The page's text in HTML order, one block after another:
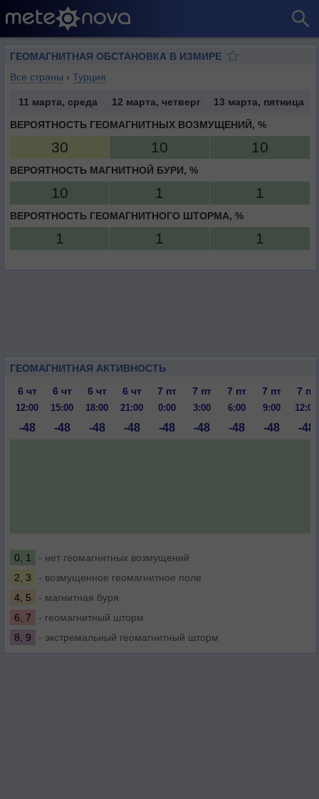
ГЕОМАГНИТНАЯ ОБСТАНОВКА В ИЗМИРЕ
Все страны › Турция
11 марта, среда 12 марта, четверг
13 марта, пятница
ВЕРОЯТНОСТЬ ГЕОМАГНИТНЫХ ВОЗМУЩЕНИЙ, %
30 10 10
ВЕРОЯТНОСТЬ МАГНИТНОЙ БУРИ, %
10 1 1
ВЕРОЯТНОСТЬ ГЕОМАГНИТНОГО ШТОРМА, %
1 1 1
ГЕОМАГНИТНАЯ АКТИВНОСТЬ
6 чт
6 чт 6 чт 6 чт 7 пт 7 пт 7 пт 7 пт 7 пт
12:00 15:00 18:00 21:00 0:00 3:00 6:00 9:00 12:00
-48 -48 -48 -48 -48 -48 -48 -48 -48
0, 1
- нет геомагнитных возмущений
2, 3
- возмущенное геомагнитное поле
4, 5
- магнитная буря
6, 7
- геомагнитный шторм
8, 9
- экстремальный геомагнитный шторм